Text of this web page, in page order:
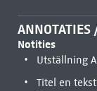
Notities
Utställning
Titel en